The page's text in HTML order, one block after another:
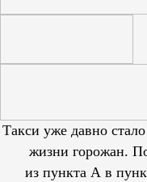
Такси уже давно
жизни горожан.
из пункта А в